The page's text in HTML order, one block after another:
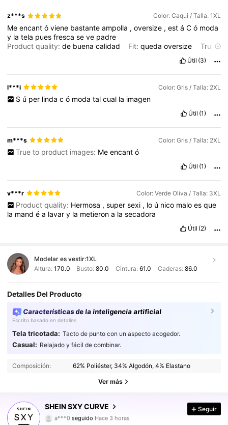
z***s Color: Caqui / Talla: 1XL
Meencantóviene bastanteampolla ,oversize ,estáCó moda
y latela puesfrescaseve padre
Product quality:de buenacalidad Fit:quedaoversize
True
Smell description:
Útil (3)
l***i Color: Gris / Talla: 2XL
S ú per linda c ó moda tal cual la imagen
Útil (1)
m***s Color: Gris / Talla: 2XL
True to product images: Me encant ó
Útil (1)
v***r Color: Verde Oliva / Talla: 3XL
Product quality: Hermosa , super sexi , lo ú nico malo es que
la mandéa lavary la metierona lasecadora
Útil (2)
Modelar es vestir:1XL
Altura: 170.0 Busto:80.0 Cintura: 61.0 Caderas: 86.0
Detalles Del Producto
Características de la inteligencia artificial
Escrito basado en detalles
Tela tricotada: Tacto de punto con un aspecto acogedor.
Casual: Relajado y fácil de combinar.
Composición: 62% Poliéster, 34% Algodón, 4% Elastano
Ver más
SHEIN SXY CURVE
4.89 450K Seguidores
450K Seguidores
4.89 450K Seguidores
Seguir